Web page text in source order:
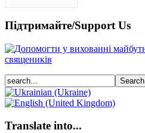
Підтримайте/Support Us
Translate into...